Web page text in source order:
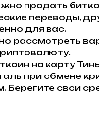
продать
переводы,
для вас.
рассмотреть
на карту
при обмене
Берегите свои